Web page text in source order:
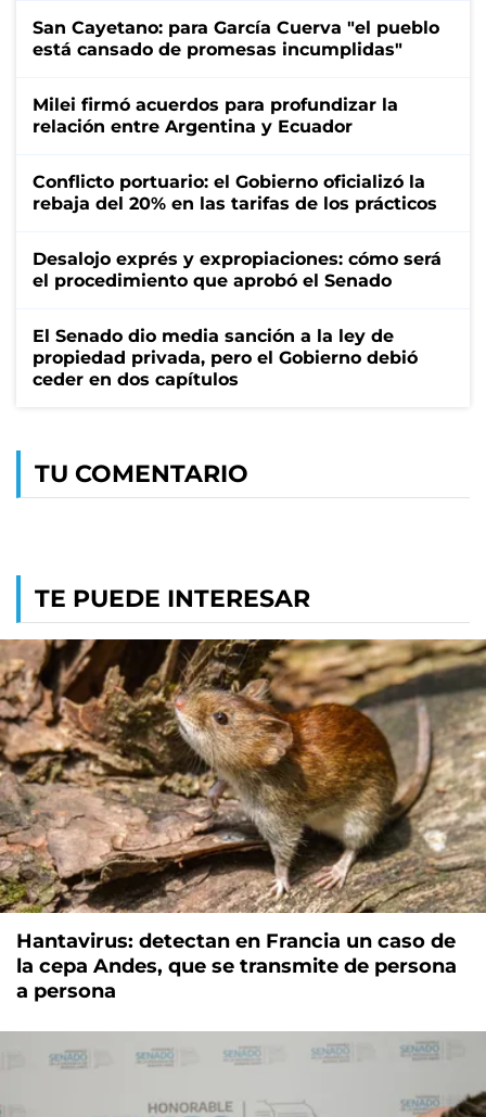
San Cayetano: para García Cuerva "el pueblo
está cansado de promesas incumplidas"
Milei firmó acuerdos para profundizar la
relación entre Argentina y Ecuador
Conflicto portuario: el Gobierno oficializó la
rebaja del 20% en las tarifas de los prácticos
Desalojo exprés y expropiaciones: cómo será
el procedimiento que aprobó el Senado
El Senado dio media sanción a la ley de
propiedad privada, pero el Gobierno debió
ceder en dos capítulos
TU COMENTARIO
TE PUEDE INTERESAR
Hantavirus: detectan en Francia un caso de
la cepa Andes, que se transmite de persona
a persona